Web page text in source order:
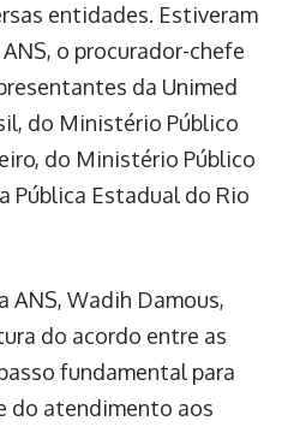
entidades. Estiveram
o procurador-chefe
da Unimed
do Ministério Público
do Ministério Público
Pública Estadual do Rio
Wadih Damous,
do acordo entre as
fundamental para
do atendimento aos